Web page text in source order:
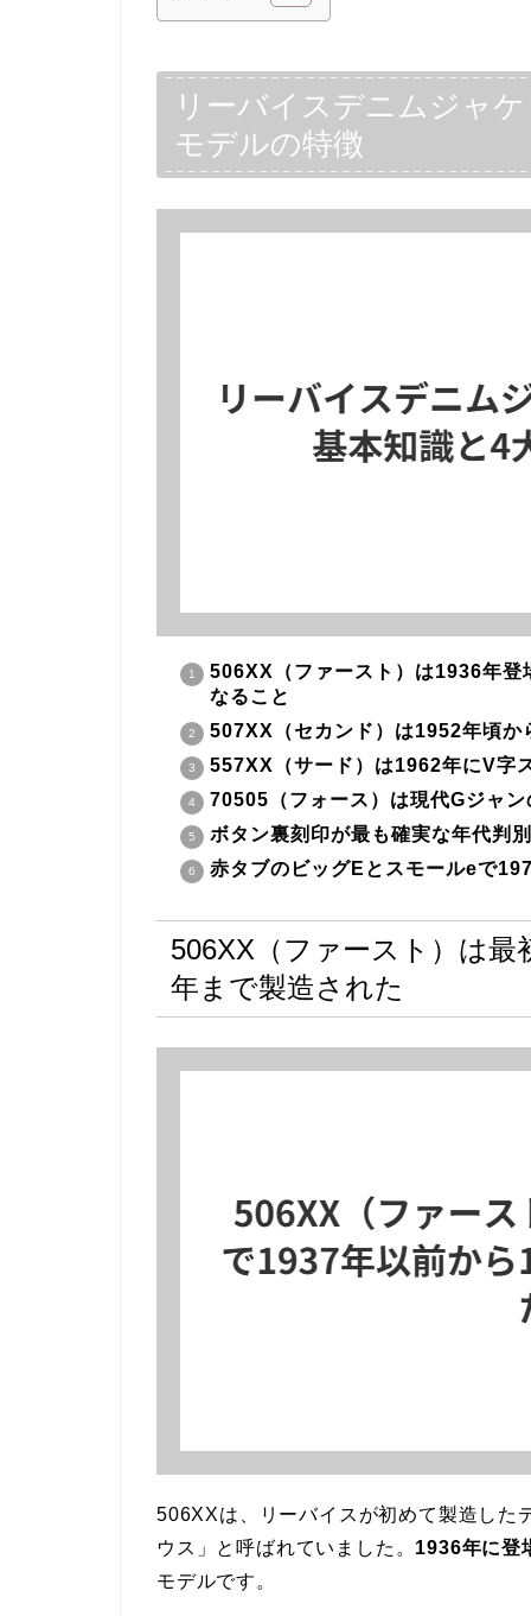
リーバイスデニムジャ
モデルの特徴
506XX（ファースト）は1936年登
なること
507XX（セカンド）は1952年頃か
557XX（サード）は1962年にV字
70505（フォース）は現代Gジャ
ボタン裏刻印が最も確実な年代判
赤タブのビッグEとスモールeで
506XX（ファースト）は最
年まで製造された
506XXは、リーバイスが初めて製造した
ウス」と呼ばれていました。 1936年に登
モデルです。